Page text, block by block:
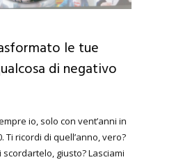
le tue
di negativo
io, solo con vent’anni in
Ti ricordi di quell’anno, vero?
giusto? Lasciami